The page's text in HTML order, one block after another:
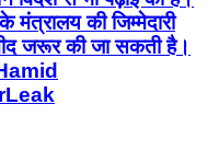
की जिम्मेदारी
जरूर की जा सकती है।